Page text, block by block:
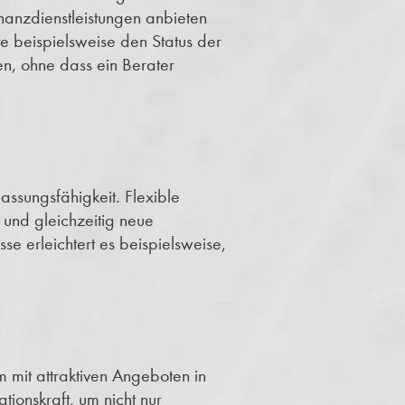
anbieten
beispielsweise den Status der
ohne dass ein Berater
Flexible
gleichzeitig neue
erleichtert es beispielsweise,
mit attraktiven Angeboten in
um nicht nur